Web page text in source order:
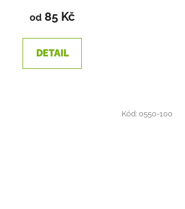
od 85 Kč
DETAIL
Kód:0550-100